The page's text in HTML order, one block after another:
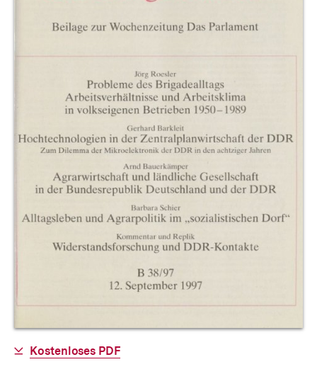
Allgemeine
Informationen
Download-
Kostenloses PDF